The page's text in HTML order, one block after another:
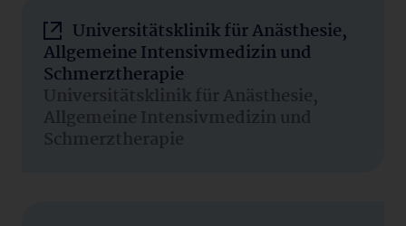
Universitätsklinik für Anästhesie,
Allgemeine Intensivmedizin und
Schmerztherapie
Universitätsklinik für Anästhesie,
Allgemeine Intensivmedizin und
Schmerztherapie